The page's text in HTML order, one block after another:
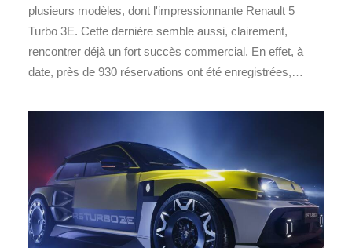
plusieurs modèles, dont l'impressionnante Renault 5
Turbo 3E. Cette dernière semble aussi, clairement,
rencontrer déjà un fort succès commercial. En effet, à
date, près de 930 réservations ont été enregistrées,…